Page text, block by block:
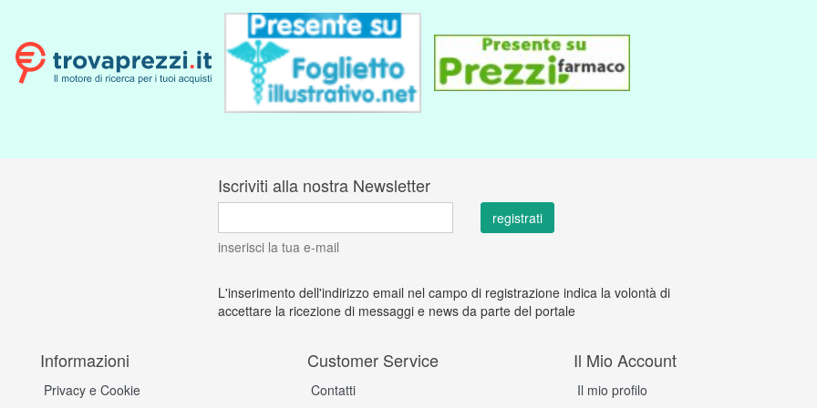
Iscriviti alla nostra Newsletter
inserisci la tua e-mail
L'inserimento dell'indirizzo email nel campo di registrazione indica la volontà di
accettare la ricezione di messaggi e news da parte del portale
Informazioni
Privacy e Cookie
Customer Service
Contatti
Il Mio Account
Il mio profilo